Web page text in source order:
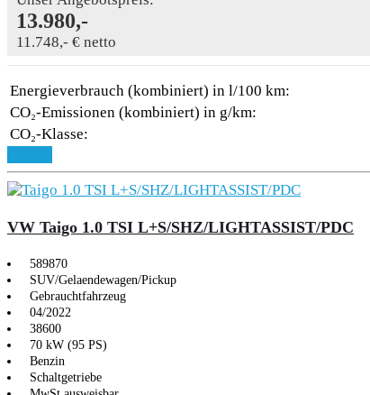
13.980,-
11.748,- € netto
Energieverbrauch (kombiniert) in l/100 km:
CO₂-Emissionen (kombiniert) in g/km:
CO₂-Klasse:
VW Taigo 1.0 TSI L+S/SHZ/LIGHTASSIST/PDC
589870
SUV/Gelaendewagen/Pickup
Gebrauchtfahrzeug
04/2022
38600
70 kW (95 PS)
Benzin
Schaltgetriebe